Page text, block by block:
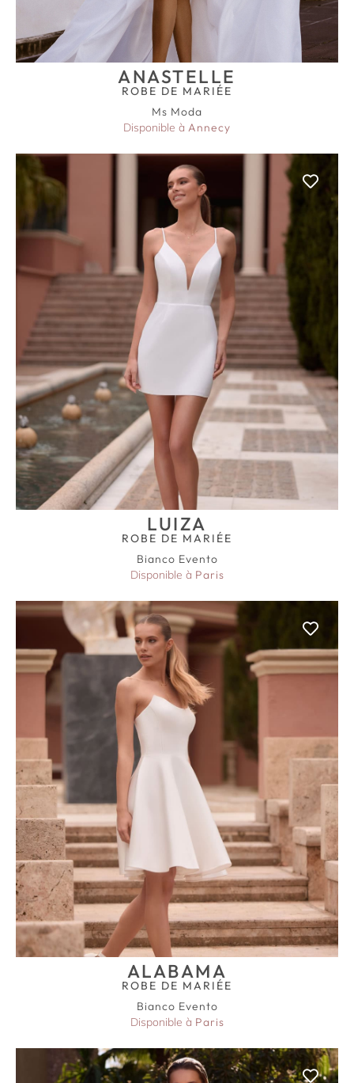
ANASTELLE
ROBE DE MARIÉE
Ms Moda
Disponible à Annecy
LUIZA
ROBE DE MARIÉE
Bianco Evento
Disponible à Paris
ALABAMA
ROBE DE MARIÉE
Bianco Evento
Disponible à Paris